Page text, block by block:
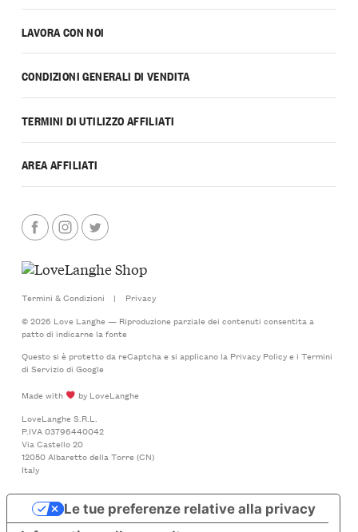
LAVORA CON NOI
CONDIZIONI GENERALI DI VENDITA
TERMINI DI UTILIZZO AFFILIATI
AREA AFFILIATI
Termini & Condizioni |
Privacy
© 2026 Love Langhe — Riproduzione parziale dei contenuti consentita a
patto di indicarne la fonte
Questo si è protetto da reCaptcha e si applicano la Privacy Policye i Termini
di Serviziodi Google
Made with
by LoveLanghe
LoveLanghe S.R.L.
P.IVA 03796440042
Via Castello 20
12050 Albaretto della Torre (CN)
Italy
Le tue preferenze relative alla privacy